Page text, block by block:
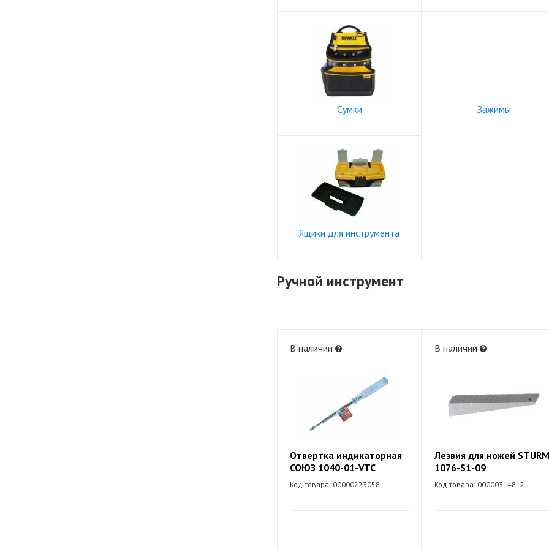
Сумки Зажимы
Ящики для инструмента
Ручной инструмент
В наличии
Отвертка индикаторная
СОЮЗ 1040-01-VTC
Код товара: 00000223058
В наличии
Лезвия для ножей STURM
1076-S1-09
Код товара: 00000314812